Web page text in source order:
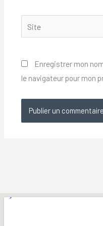
Enregistrer mon
le navigateur pour mon